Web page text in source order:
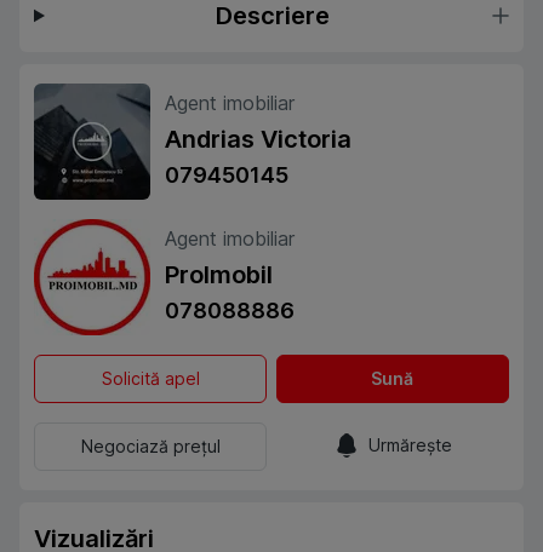
Descriere
Agent imobiliar
Andrias Victoria
079450145
Agent imobiliar
ProImobil
078088886
Solicită apel Sună
Negociază prețul Urmărește
Vizualizări